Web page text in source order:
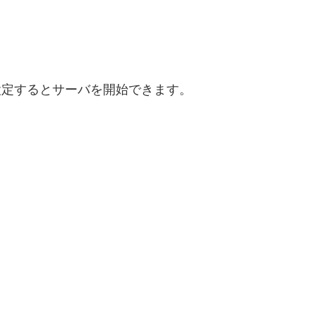
するとサーバを開始できます。